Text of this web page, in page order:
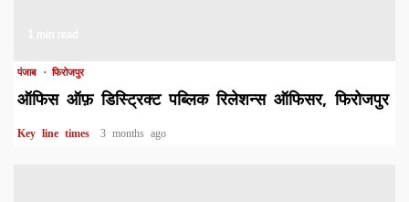
पंजाब फिरोजपुर
ऑफिस ऑफ़ डिस्ट्रिक्ट पब्लिक रिलेशन्स ऑफिसर, फिरोजपुर
Key line times 3 months ago